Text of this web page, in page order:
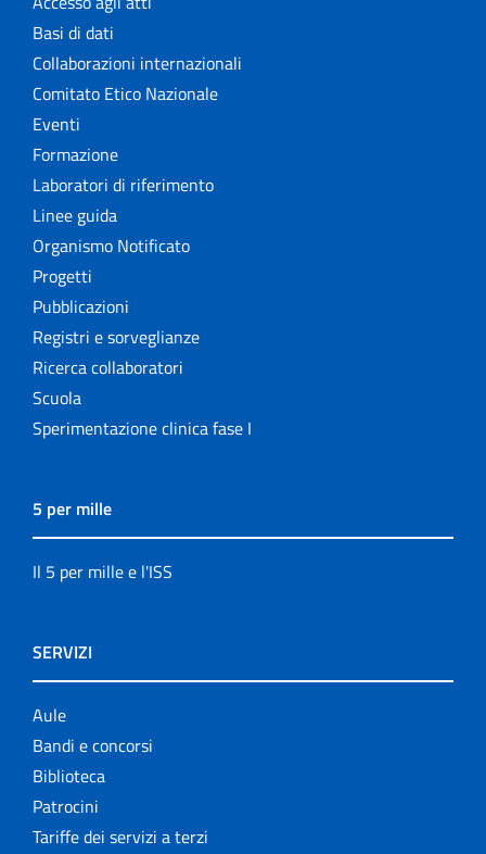
Basi di dati
Collaborazioni internazionali
Comitato Etico Nazionale
Eventi
Formazione
Laboratori di riferimento
Linee guida
Organismo Notificato
Progetti
Pubblicazioni
Registri e sorveglianze
Ricerca collaboratori
Scuola
Sperimentazione clinica fase I
5 per mille
Il 5 per mille e l'ISS
SERVIZI
Aule
Bandi e concorsi
Biblioteca
Patrocini
Tariffe dei servizi a terzi